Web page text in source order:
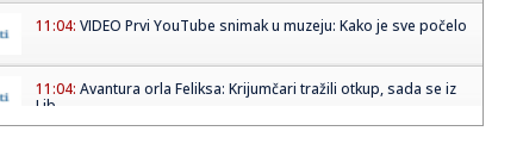
11:04: VIDEO Prvi YouTube snimak u muzeju: Kako je sve počelo
11:04: Avantura orla Feliksa: Krijumčari tražili otkup, sada se iz
Lib...